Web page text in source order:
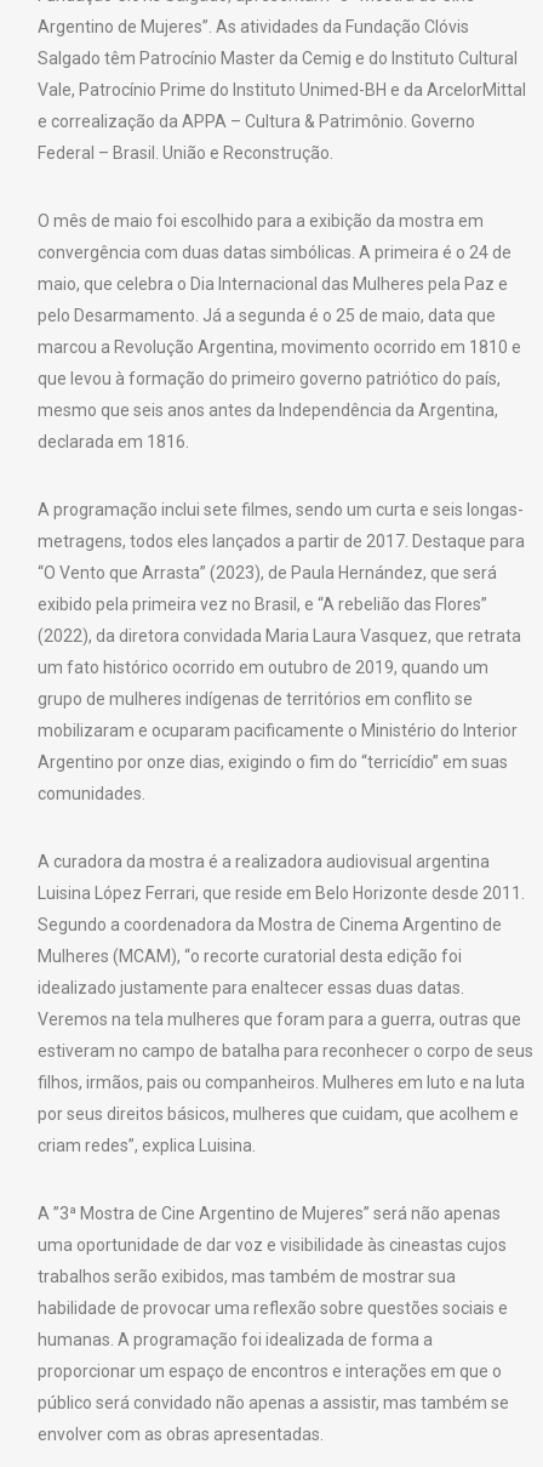
Argentino de Mujeres”. As atividades da Fundação Clóvis
Salgado têm Patrocínio Master da Cemig e do Instituto Cultural
Vale, Patrocínio Prime do Instituto Unimed-BH e da ArcelorMittal
e correalização da APPA – Cultura & Patrimônio. Governo
Federal – Brasil. União e Reconstrução.
O mês de maio foi escolhido para a exibição da mostra em
convergência com duas datas simbólicas. A primeira é o 24 de
maio, que celebra o Dia Internacional das Mulheres pela Paz e
pelo Desarmamento. Já a segunda é o 25 de maio, data que
marcou a Revolução Argentina, movimento ocorrido em 1810 e
que levou à formação do primeiro governo patriótico do país,
mesmo que seis anos antes da Independência da Argentina,
declarada em 1816.
A programação inclui sete filmes, sendo um curta e seis longas-
metragens, todos eles lançados a partir de 2017. Destaque para
“O Vento que Arrasta” (2023), de Paula Hernández, que será
exibido pela primeira vez no Brasil, e “A rebelião das Flores”
(2022), da diretora convidada Maria Laura Vasquez, que retrata
um fato histórico ocorrido em outubro de 2019, quando um
grupo de mulheres indígenas de territórios em conflito se
mobilizaram e ocuparam pacificamente o Ministério do Interior
Argentino por onze dias, exigindo o fim do “terricídio” em suas
comunidades.
A curadora da mostra é a realizadora audiovisual argentina
Luisina López Ferrari, que reside em Belo Horizonte desde 2011.
Segundo a coordenadora da Mostra de Cinema Argentino de
Mulheres (MCAM), “o recorte curatorial desta edição foi
idealizado justamente para enaltecer essas duas datas.
Veremos na tela mulheres que foram para a guerra, outras que
estiveram no campo de batalha para reconhecer o corpo de seus
filhos, irmãos, pais ou companheiros. Mulheres em luto e na luta
por seus direitos básicos, mulheres que cuidam, que acolhem e
criam redes”, explica Luisina.
A ”3ª Mostra de Cine Argentino de Mujeres” será não apenas
uma oportunidade de dar voz e visibilidade às cineastas cujos
trabalhos serão exibidos, mas também de mostrar sua
habilidade de provocar uma reflexão sobre questões sociais e
humanas. A programação foi idealizada de forma a
proporcionar um espaço de encontros e interações em que o
público será convidado não apenas a assistir, mas também se
envolver com as obras apresentadas.